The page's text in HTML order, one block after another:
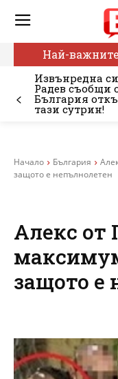
Най-
Извънредна
Радев съобщи
България
тази сутрин!
Начало България
защото е непълнолетен
Алекс от
защото е